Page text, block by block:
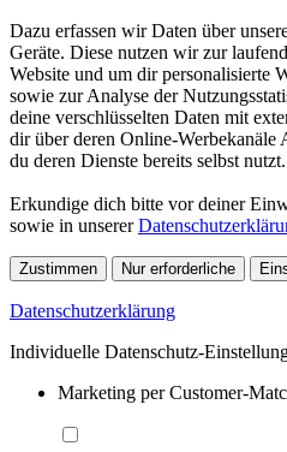
Dazu erfassen wir Daten über
Geräte. Diese nutzen wir zur
Website und um dir personalisierte
sowie zur Analyse der
deine verschlüsselten Daten mit
dir über deren Online-Werbekanäle
du deren Dienste bereits selbst nutzt.
Erkundige dich bitte vor deiner
sowie in unserer
Zustimmen Nur erforderliche
Datenschutzerklärung
Individuelle Datenschutz-
Marketing per Customer-